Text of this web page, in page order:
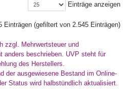
Einträge anzeigen
Einträgen (gefiltert von 2.545 Einträgen)
zzgl. Mehrwertsteuer und
anders beschrieben. UVP steht für
des Herstellers.
der ausgewiesene Bestand im Online-
Status wird halbstündlich aktualisiert.